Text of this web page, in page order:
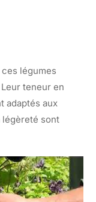
ces légumes
teneur en
adaptés aux
légèreté sont